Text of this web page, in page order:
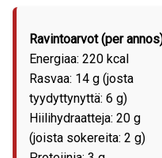
Ravintoarvot (per
Energiaa: 220 kcal
Rasvaa: 14 g (josta
tyydyttynyttä: 6 g)
Hiilihydraatteja: 20 g
(joista sokereita: 2 g)